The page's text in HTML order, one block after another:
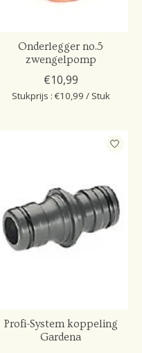
Onderlegger no.5
zwengelpomp
€10,99
Stukprijs : €10,99 / Stuk
Profi-System koppeling
Gardena